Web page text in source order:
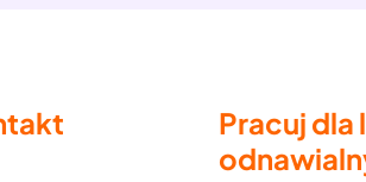
Pracuj dla